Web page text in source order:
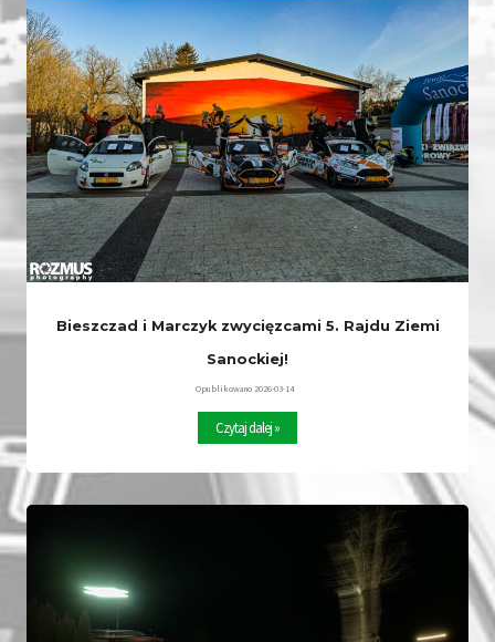
Bieszczad i Marczyk zwycięzcami 5. Rajdu Ziemi
Sanockiej!
Opublikowano 2026-03-14
Czytaj dalej »B
i